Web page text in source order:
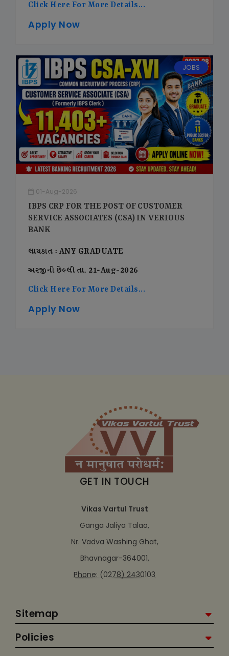
Click Here For More Details...
Apply Now
JOBS
01-Aug-2026
IBPS CRP FOR THE POST OF CUSTOMER
SERVICE ASSOCIATES (CSA) IN VERIOUS
BANK
લાયકાત : ANY GRADUATE
અરજીની છેલ્લી તા. 21-Aug-2026
Click Here For More Details...
Apply Now
GET IN TOUCH
Vikas Vartul Trust
Ganga Jaliya Talao,
Nr. Vadva Washing Ghat,
Bhavnagar-364001,
Phone: (0278) 2430103
Sitemap
Policies